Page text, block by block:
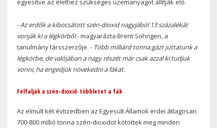
egyesítve az élethez szükséges üzemanyagot állítják elő.
-Az erdők a kibocsátott szén-dioxid nagyjából 13 százalékát
vonják ki a légkörből- magyarázta Brent Sohngen, a
tanulmány társszerzője. - Több milliárd tonna gázt juttatunk a
légkörbe, de valójában a nagy részét már csak azzal ki tudjuk
vonni, ha engedjük növekedni a fákat.
Felfalják a szén-dioxid-többletet a fák
Az elmúlt két évtizedben az Egyesült Államok erdei átlagosan
700-800 millió tonna szén-dioxidot kötöttek meg minden